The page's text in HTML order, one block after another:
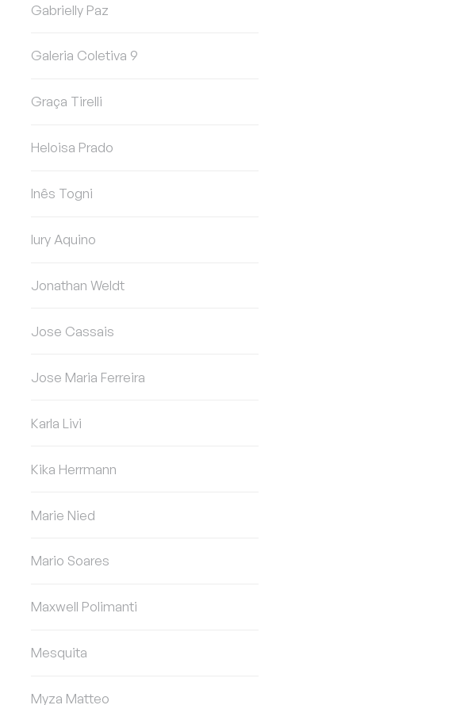
Gabrielly Paz
Galeria Coletiva 9
Graça Tirelli
Heloisa Prado
Inês Togni
Iury Aquino
Jonathan Weldt
Jose Cassais
Jose Maria Ferreira
Karla Livi
Kika Herrmann
Marie Nied
Mario Soares
Maxwell Polimanti
Mesquita
Myza Matteo